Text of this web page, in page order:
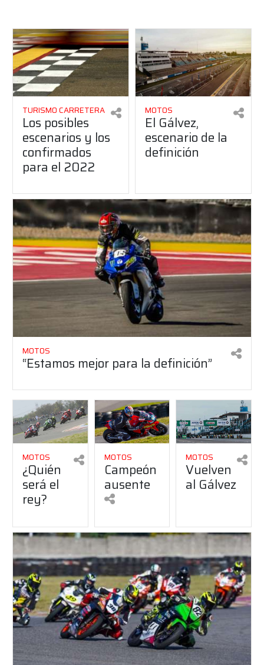
TURISMO CARRETERA
Los posibles
escenarios y los
confirmados
para el 2022
MOTOS
El Gálvez,
escenario de la
definición
MOTOS
“Estamos mejor para la definición”
MOTOS
¿Quién
será el
rey?
MOTOS
Campeón
ausente
MOTOS
Vuelven
al Gálvez